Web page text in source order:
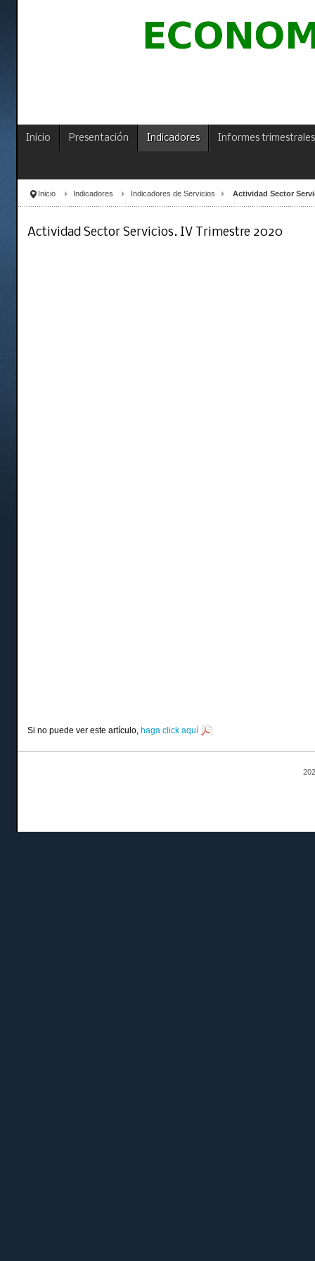
Inicio Presentación Indicadores Informes trimestrales
Inicio Indicadores Indicadores de Servicios Actividad Sector
Actividad Sector Servicios. IV Trimestre 2020
Si no puede ver este artículo, haga click aquí